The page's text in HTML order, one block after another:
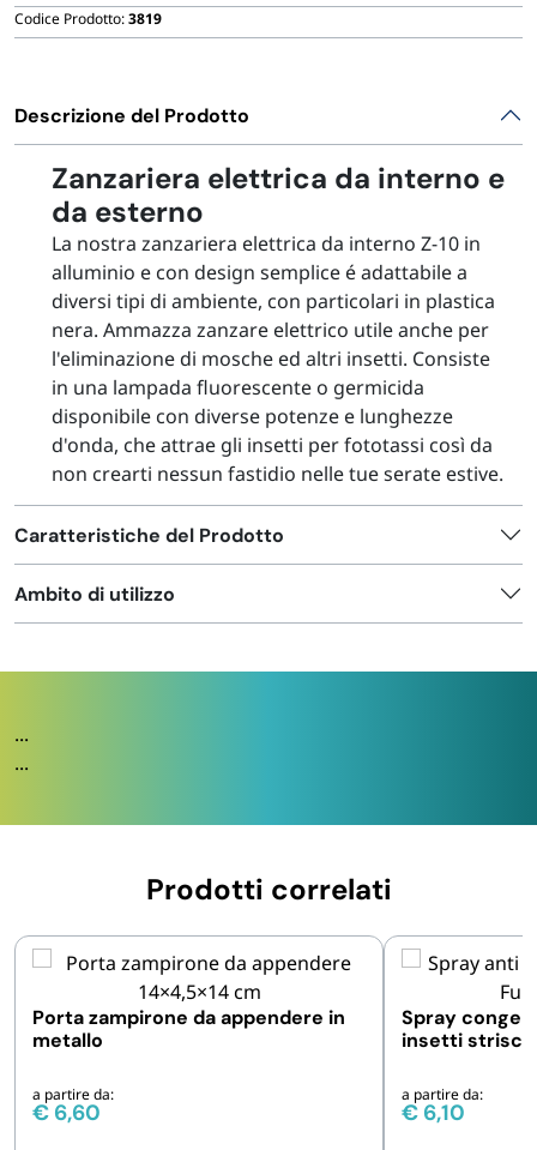
Codice Prodotto:3819
Descrizione del Prodotto
Zanzariera elettrica da interno e
da esterno
La nostra zanzariera elettrica da interno Z-10 in
alluminio e con design semplice é adattabile a
diversi tipi di ambiente, con particolari in plastica
nera. Ammazza zanzare elettrico utile anche per
l'eliminazione di mosche ed altri insetti. Consiste
in una lampada fluorescente o germicida
disponibile con diverse potenze e lunghezze
d'onda, che attrae gli insetti per fototassi così da
non crearti nessun fastidio nelle tue serate estive.
Caratteristiche del Prodotto
Ambito di utilizzo
...
...
Prodotti correlati
Porta zampirone da appendere in
metallo
a partire da:
€ 6,60
Spray
insetti
a partire da:
€ 6,10